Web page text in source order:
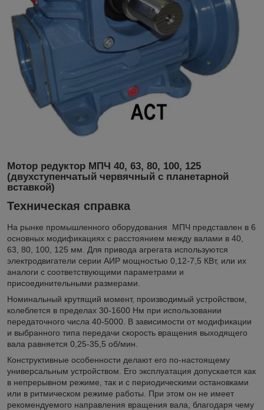
Мотор редуктор МПЧ 40, 63, 80, 100, 125
(двухступенчатый червячный с планетарной
вставкой)
Техническая справка
На рынке промышленного оборудования
МПЧ представлен в 6
основных модификациях с расстоянием между валами в 40,
63, 80, 100, 125 мм. Для привода агрегата используются
электродвигатели серии АИР мощностью 0,12-7,5 КВт, или их
аналоги с соответствующими параметрами и
присоединительными размерами.
Номинальный крутящий момент, производимый устройством,
колеблется в пределах 30-1600 Нм при использовании
передаточного числа 40-5000. В зависимости от модификации
и выбранного типа передачи скорость вращения выходящего
вала равняется 0,25-35,5 об/мин.
Конструктивные особенности делают его по-настоящему
универсальным устройством. Его эксплуатация допускается как
в непрерывном режиме, так и с периодическими остановками
или в ритмическом режиме работы. При этом он не имеет
рекомендуемого направления вращения вала, благодаря чему